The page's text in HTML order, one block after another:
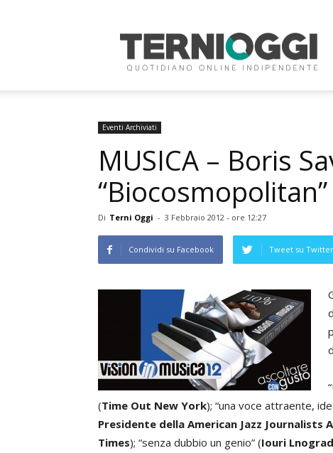
Oggi
Eventi Archiviati
MUSICA – Boris
Di Terni Oggi - 3 Febbraio 2012 - ore 12:27
Condividi su Facebook Tweet su Twitter
(Time Out New York); “una voce attraente,
Presidente della American Jazz Journalists
Times); “senza dubbio un genio” (Iouri